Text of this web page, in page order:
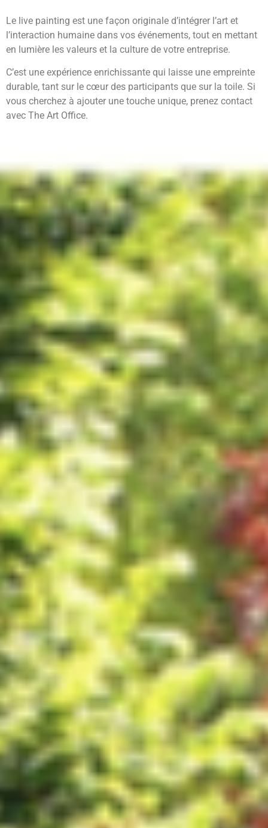
Le live painting est une façon originale d’intégrer l’art et
l’interaction humaine dans vos événements, tout en mettant
en lumière les valeurs et la culture de votre entreprise.
C’est une expérience enrichissante qui laisse une empreinte
durable, tant sur le cœur des participants que sur la toile. Si
vous cherchez à ajouter une touche unique, prenez contact
avec The Art Office.